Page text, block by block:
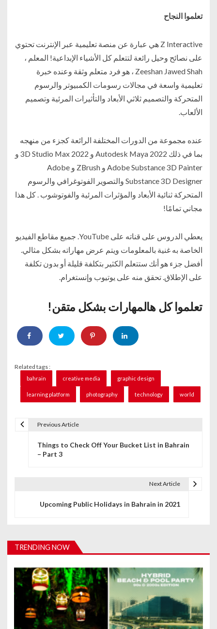
تعلموا النجاح
Z Interactive هي عبارة عن منصة تعليمية عبر الإنترنت تحتوي
على نصائح وحيل رائعة لتتعلم كل الأشياء الإبداعية! المعلم ،
Zeeshan Jawed Shah ، هو فرد متعلم وثقة وعنده خبرة
تعليمية واسعة في مجالات رسومات الكمبيوتر والرسوم
المتحركة والتصميم ثلاثي الأبعاد والتأثيرات المرئية وتصميم
الألعاب.
عنده مجموعة من الدورات المختلفة الرائعة كجزء من منهجه
بما في ذلك Autodesk Maya 2022 و 3D Studio Max 2022 و
Adobe Substance 3D Painter و ZBrush و Adobe
Substance 3D Designer والتصوير الفوتوغرافي والرسوم
المتحركة ثنائية الأبعاد والمؤثرات المرئية والفوتوشوب . كل هذا
مجاني تمامًا!
يعطي الدروس على قناته على YouTube. جميع مقاطع الفيديو
الخاصة به غنية بالمعلومات ويتم عرض مهاراته بشكل مثالي.
أفضل جزء هو أنك ستتعلم الكثير بتكلفة قليلة أو بدون تكلفة
على الإطلاق. تحقق منه على يوتيوب وإنستغرام.
تعلموا كل هالمهارات بشكل متقن!
Related tags :
bahrain creative media graphic design
learning platform photography technology world
i
g
a
t
Previous Article
Things to Check Off Your Bucket List in Bahrain
– Part 3
Next Article
Upcoming Public Holidays in Bahrain in 2021
TRENDING NOW